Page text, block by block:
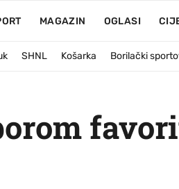
MAGAZIN OGLASI
SHNL Košarka Borilački